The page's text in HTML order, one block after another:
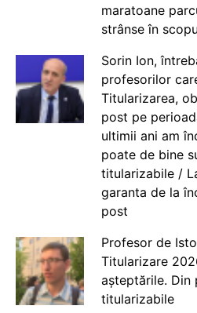
maratoane
strânse în
Sorin Ion,
profesorilor
Titularizarea,
post pe
ultimii ani am
poate de bine
titularizabile /
garanta de la
post
Profesor de
Titularizare
așteptările. Din
titularizabile